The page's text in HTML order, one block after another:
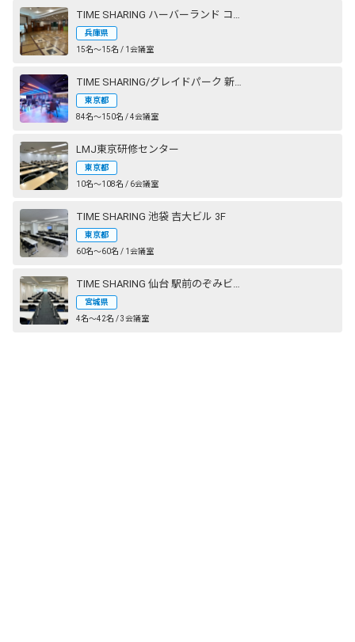
兵庫県
15名〜15名 / 1会議室
TIME SHARING/グレイドパーク 新橋駅前（銀座口）
東京都
84名〜150名 / 4会議室
LMJ東京研修センター
東京都
10名〜108名 / 6会議室
TIME SHARING 池袋 吉大ビル 3F
東京都
60名〜60名 / 1会議室
TIME SHARING 仙台 駅前のぞみビル
宮城県
4名〜42名 / 3会議室